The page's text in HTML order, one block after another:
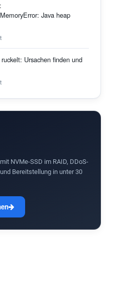
Java heap
Ursachen finden und
NVMe-SSD im RAID, DDoS-
Bereitstellung in unter 30